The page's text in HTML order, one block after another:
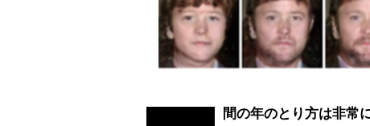
間の年のとり方は非常